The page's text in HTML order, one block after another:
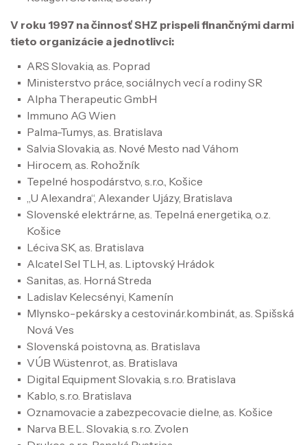
V roku 1997 na činnosť SHZ prispeli finančnými darmi
tieto organizácie a jednotlivci:
ARS Slovakia, a.s. Poprad
Ministerstvo práce, sociálnych vecí a rodiny SR
Alpha Therapeutic GmbH
Immuno AG Wien
Palma-Tumys, a.s. Bratislava
Salvia Slovakia, a.s. Nové Mesto nad Váhom
Hirocem, a.s. Rohožník
Tepelné hospodárstvo, s.r.o., Košice
„U Alexandra“, Alexander Ujázy, Bratislava
Slovenské elektrárne, a.s. Tepelná energetika, o.z.
Košice
Léciva SK, a.s. Bratislava
Alcatel Sel TLH, a.s. Liptovský Hrádok
Sanitas, a.s. Horná Streda
Ladislav Kelecsényi, Kamenín
Mlynsko-pekársky a cestovinár.kombinát, a.s. Spišská
Nová Ves
Slovenská poistovna, a.s. Bratislava
VÚB Wüstenrot, a.s. Bratislava
Digital Equipment Slovakia, s.r.o. Bratislava
Kablo, s.r.o. Bratislava
Oznamovacie a zabezpecovacie dielne, a.s. Košice
Narva B.E.L. Slovakia, s.r.o. Zvolen